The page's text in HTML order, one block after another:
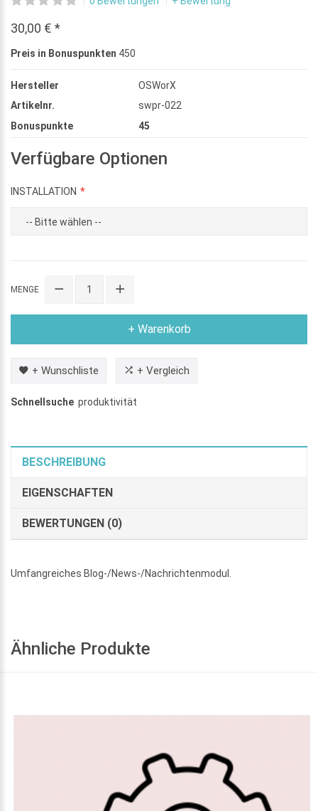
30,00 € *
Preis in Bonuspunkten 450
Hersteller
OSWorX
Artikelnr.
swpr-022
Bonuspunkte
45
Verfügbare Optionen
INSTALLATION
MENGE
+ Warenkorb
+ Wunschliste + Vergleich
Schnellsuche produktivität
BESCHREIBUNG
EIGENSCHAFTEN
BEWERTUNGEN (0)
Umfangreiches Blog-/News-/Nachrichtenmodul.
Ähnliche Produkte